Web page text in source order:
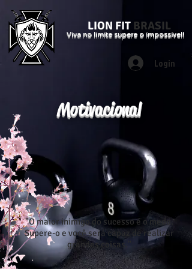
LION FIT BRASIL
Viva no limite supere o impossível!
Login
Motivacional
"O maior inimigo do sucesso é o medo.
Supere-o e você será capaz de realizar
grandes coisas."